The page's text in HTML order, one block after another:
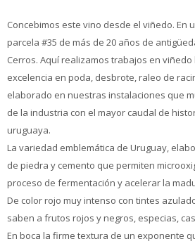
Concebimos este vino desde el viñedo. En
parcela #35 de más de 20 años de
Cerros. Aquí realizamos trabajos en
excelencia en poda, desbrote, raleo de
elaborado en nuestras instalaciones que
de la industria con el mayor caudal de
uruguaya.
La variedad emblemática de Uruguay,
de piedra y cemento que permiten
proceso de fermentación y acelerar la
De color rojo muy intenso con tintes
saben a frutos rojos y negros, especias,
En boca la firme textura de un exponente